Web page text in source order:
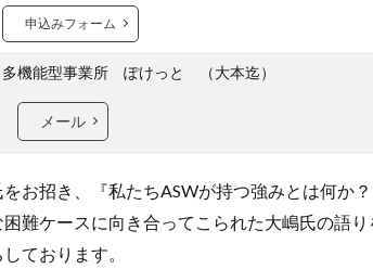
申込みフォーム
多機能型事業所 ぽけっと （大本迄）
メール
招き、『私たちASWが持つ強みとは何か
難ケースに向き合ってこられた大嶋氏の語
ております。